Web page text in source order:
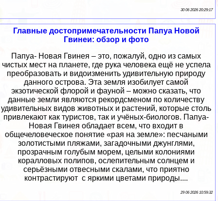
30 06 2026 20:29:17
Главные достопримечательности Папуа Новой
Гвинеи: обзор и фото
Папуа- Новая Гвинея – это, пожалуй, одно из самых
чистых мест на планете, где рука человека ещё не успела
преобразовать и видоизменить удивительную природу
данного острова. Эта земля изобилует самой
экзотической флорой и фауной – можно сказать, что
данные земли являются рекордсменом по количеству
удивительных видов животных и растений, которые столь
привлекают как туристов, так и учёных-биологов. Папуа-
Новая Гвинея обладает всем, что входит в
общечеловеческое понятие «рая на земле»: песчаными
золотистыми пляжами, загадочными джунглями,
прозрачным голубым морем, целыми колониями
коралловых полипов, ослепительным солнцем и
серьёзными отвесными скалами, что приятно
контрастируют с яркими цветами природы....
29 06 2026 10:59:32